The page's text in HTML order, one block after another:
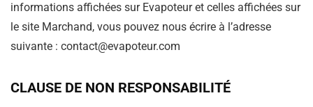
informations affichées sur Evapoteur et celles affichées sur
le site Marchand, vous pouvez nous écrire à l’adresse
suivante : contact@evapoteur.com
CLAUSE DE NON RESPONSABILITÉ